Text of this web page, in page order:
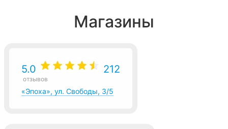
Магазины
5.0 212
отзывов
«Эпоха», ул. Свободы, 3/5